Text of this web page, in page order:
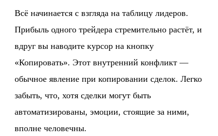
Всё начинается с взгляда на таблицу лидеров.
Прибыль одного трейдера стремительно растёт, и
вдруг вы наводите курсор на кнопку
«Копировать». Этот внутренний конфликт —
обычное явление при копировании сделок. Легко
забыть, что, хотя сделки могут быть
автоматизированы, эмоции, стоящие за ними,
вполне человечны.